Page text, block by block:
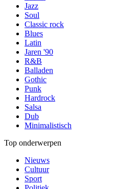
Jazz
Soul
Classic rock
Blues
Latin
Jaren '90
R&B
Balladen
Gothic
Punk
Hardrock
Salsa
Dub
Minimalistisch
Top onderwerpen
Nieuws
Cultuur
Sport